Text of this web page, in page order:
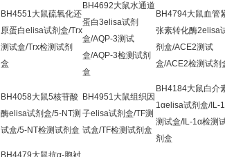
BH4551大鼠硫氧化还
原蛋白elisa试剂盒/Trx
测试盒/Trx检测试剂
盒
BH4692大鼠水通道
蛋白3elisa试剂
盒/AQP-3测试
盒/AQP-3检测试剂
盒
BH4794大鼠血管
张素转化酶2elisa
剂盒/ACE2测试
盒/ACE2检测试剂
BH4058大鼠5核苷酸
酶elisa试剂盒/5-NT测
试盒/5-NT检测试剂盒
BH4951大鼠组织因
子elisa试剂盒/TF测
试盒/TF检测试剂盒
BH4184大鼠白介
1αelisa试剂盒/IL-
测试盒/IL-1α检测
剂盒
BH4479大鼠抗α-胞衬